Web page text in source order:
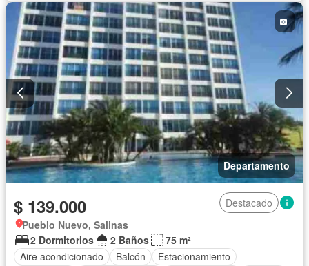
Jardín
Patio Piscina Conserje
Seguridad
Vista panorámica
Wifi Completamente amoblado
Departamento
$ 139.000
Destacado
Pueblo Nuevo, Salinas
2 Dormitorios
2 Baños
75 m²
Aire acondicionado
Balcón
Estacionamiento